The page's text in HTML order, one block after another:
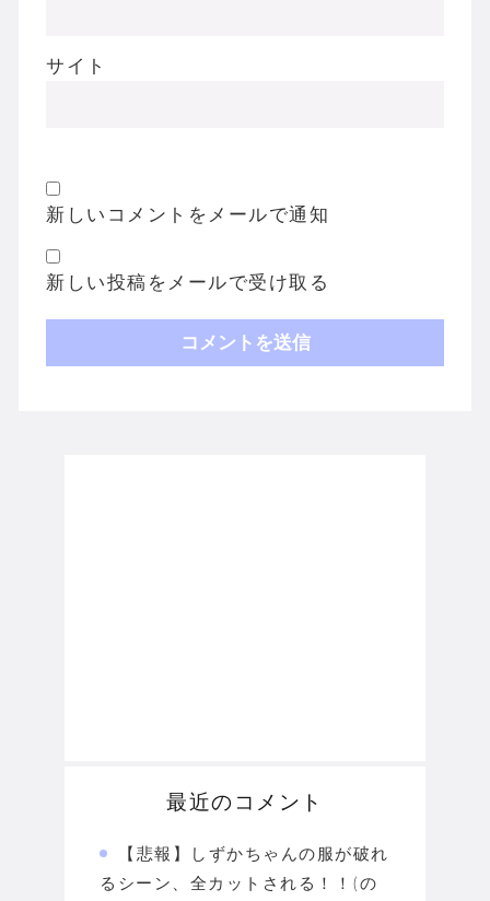
サイト
新しいコメントをメールで通知
新しい投稿をメールで受け取る
最近のコメント
【悲報】しずかちゃんの服が破れ
るシーン、全カットされる！！(の